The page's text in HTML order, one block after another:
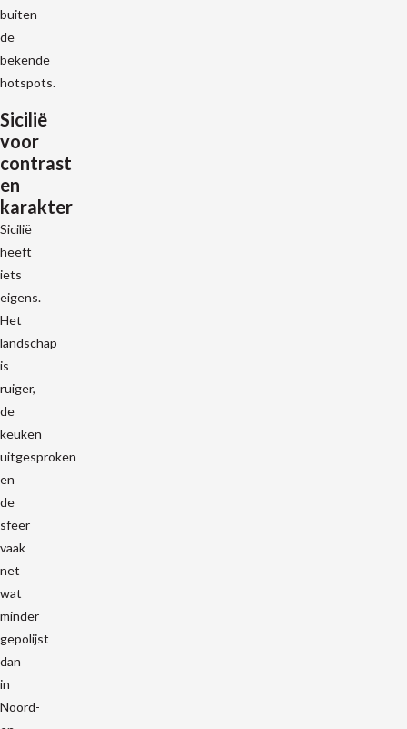
buiten
de
bekende
hotspots.
Sicilië
voor
contrast
en
karakter
Sicilië
heeft
iets
eigens.
Het
landschap
is
ruiger,
de
keuken
uitgesproken
en
de
sfeer
vaak
net
wat
minder
gepolijst
dan
in
Noord-